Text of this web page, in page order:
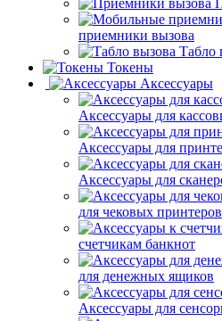
приемники вызова
Табло
Токены
Аксессуары
Аксессуары для
Аксессуары для
Аксессуары для
для чековых принтеров
счетчикам банкнот
для денежных ящиков
Аксессуары для